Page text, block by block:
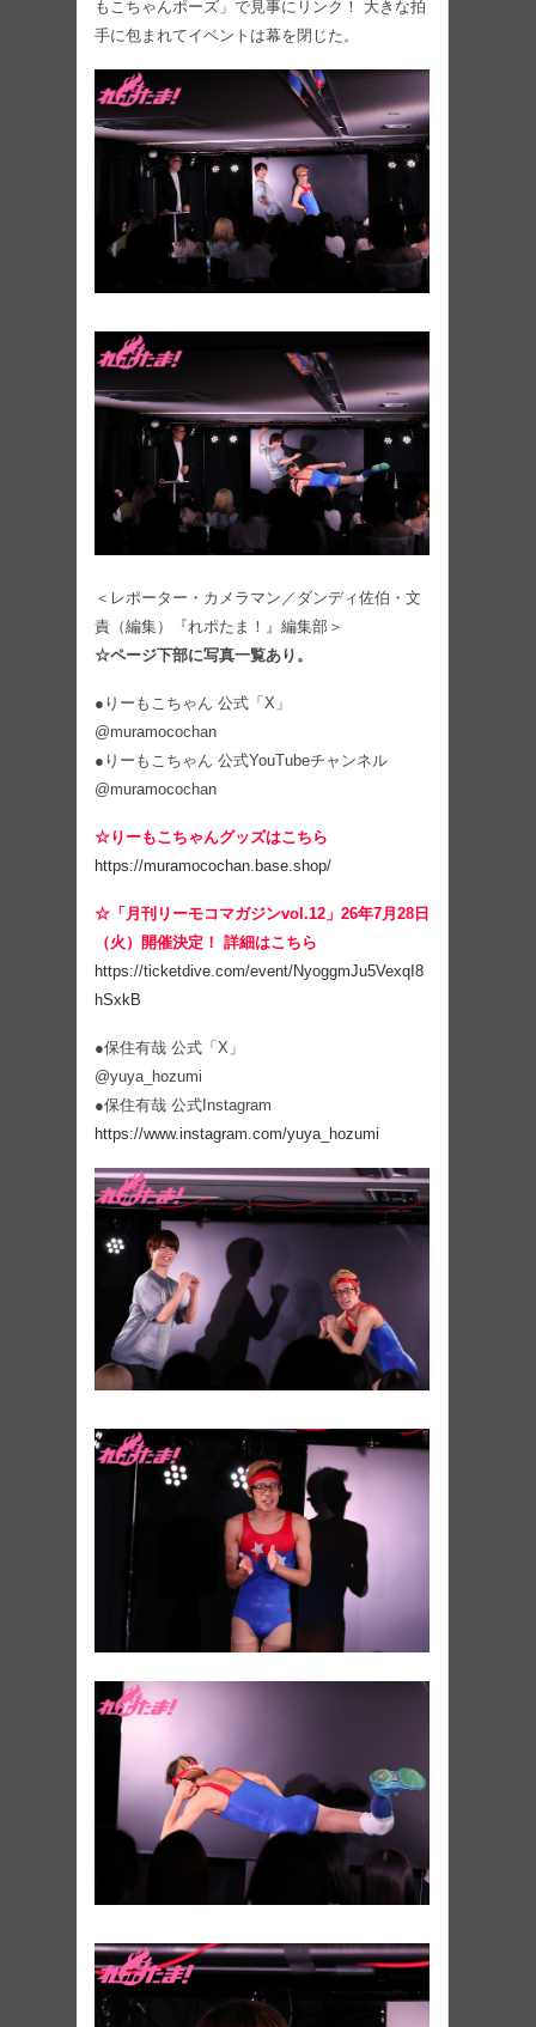
もこちゃんポーズ」で見事にリンク！ 大きな拍
手に包まれてイベントは幕を閉じた。
＜レポーター・カメラマン／ダンディ佐伯・文
責（編集）『れポたま！』編集部＞
☆ページ下部に写真一覧あり。
●りーもこちゃん 公式「X」
@muramocochan
●りーもこちゃん 公式YouTubeチャンネル
@muramocochan
☆りーもこちゃんグッズはこちら
https://muramocochan.base.shop/
☆「月刊リーモコマガジンvol.12」26年7月28日
（火）開催決定！ 詳細はこちら
https://ticketdive.com/event/NyoggmJu5VexqI8
hSxkB
●保住有哉 公式「X」
@yuya_hozumi
●保住有哉 公式Instagram
https://www.instagram.com/yuya_hozumi